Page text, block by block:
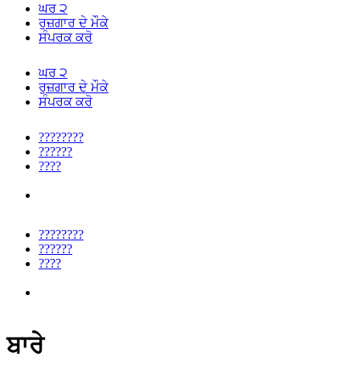
ਘਰ ੨
ਰੁਜ਼ਗਾਰ ਦੇ ਮੌਕੇ
ਸੰਪਰਕ ਕਰੋ
ਘਰ ੨
ਰੁਜ਼ਗਾਰ ਦੇ ਮੌਕੇ
ਸੰਪਰਕ ਕਰੋ
????????
??????
????
????????
??????
????
ਬਾਰੇ